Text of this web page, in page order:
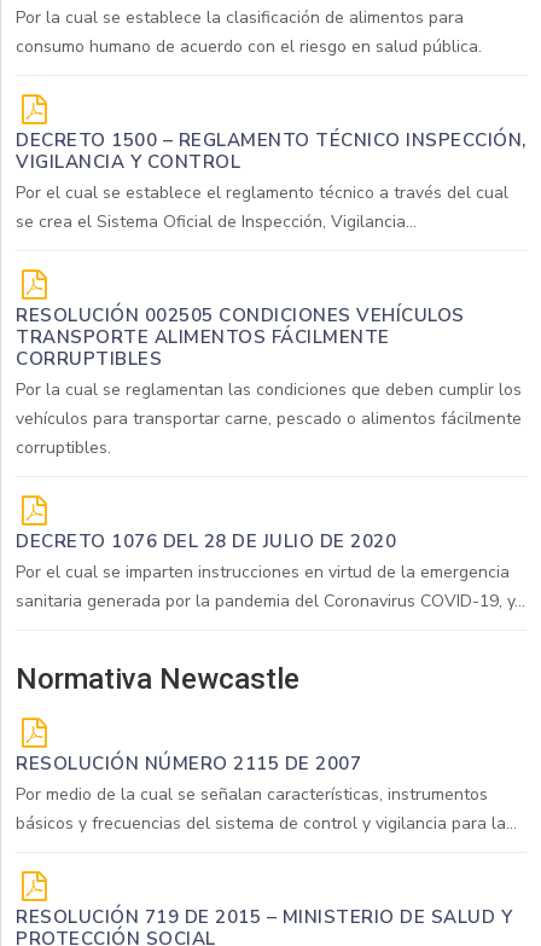
Por la cual se establece la clasificación de alimentos para
consumo humano de acuerdo con el riesgo en salud pública.
DECRETO 1500 – REGLAMENTO TÉCNICO INSPECCIÓN,
VIGILANCIA Y CONTROL
Por el cual se establece el reglamento técnico a través del cual
se crea el Sistema Oficial de Inspección, Vigilancia...
RESOLUCIÓN 002505 CONDICIONES VEHÍCULOS
TRANSPORTE ALIMENTOS FÁCILMENTE
CORRUPTIBLES
Por la cual se reglamentan las condiciones que deben cumplir los
vehículos para transportar carne, pescado o alimentos fácilmente
corruptibles.
DECRETO 1076 DEL 28 DE JULIO DE 2020
Por el cual se imparten instrucciones en virtud de la emergencia
sanitaria generada por la pandemia del Coronavirus COVID-19, y...
Normativa Newcastle
RESOLUCIÓN NÚMERO 2115 DE 2007
Por medio de la cual se señalan características, instrumentos
básicos y frecuencias del sistema de control y vigilancia para la...
RESOLUCIÓN 719 DE 2015 – MINISTERIO DE SALUD Y
PROTECCIÓN SOCIAL